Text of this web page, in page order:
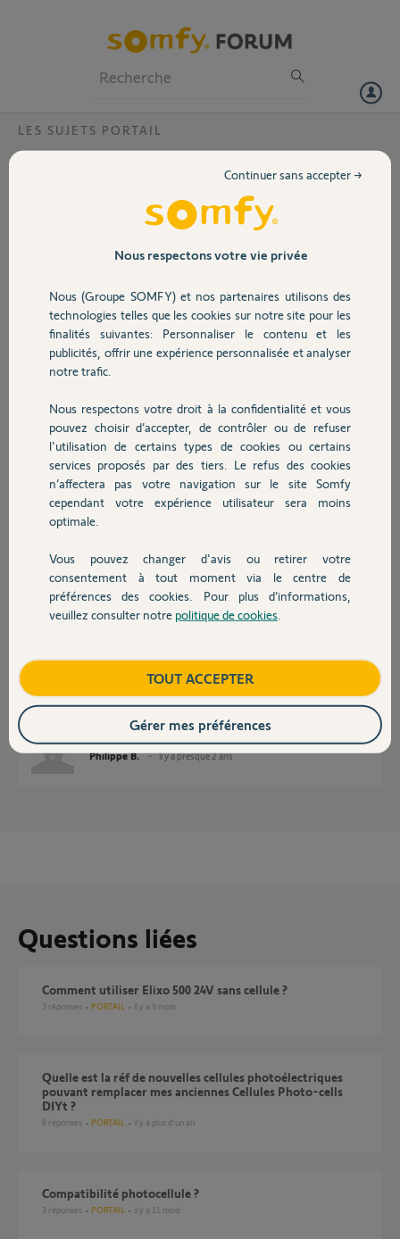
Volet
Sécurité
Domotique
Chauffage
Autres produits
Devis avec un pro
Contact
LES SUJETS PORTAIL
Compatibilite avec PHOTOCELL MASTER
quelle est la reference de nouvelles cellules photoelectriques pouvant
remplacer mes anciennes MASTER PRO 5061133 ?
Merci,
Philippe B.
il y a presque 2 ans
Participer au fil de discussion
Réponses
Bonjour
Bonne journée !
Jean-Luc B. il y a presque 2 ans
Merci, c'est exactement ce que je cherchais. Il a suffit de remplacer la
carte du récepteur. Le boîtier est strictement le même. J'ai maintenant un
Philippe B. il y a presque 2 ans
Questions liées
Comment utiliser Elixo 500 24V sans cellule ?
3 réponses PORTAIL il y a 9 mois
quelle est la réf de nouvelles cellules photoélectriques
pouvant remplacer mes anciennes Cellules Photo-cells
DIYt ?
8 réponses PORTAIL il y a plus d'un an
compatibilité photocellule ?
3 réponses PORTAIL il y a 11 mois
Nous respectons votre vie privée
Nous (Groupe SOMFY) et nos partenaires utilisons des
technologies telles que les cookies sur notre site pour les
finalités suivantes: Personnaliser le contenu et les
publicités, offrir une expérience personnalisée et analyser
notre trafic.
Nous respectons votre droit à la confidentialité et vous
pouvez choisir d’accepter, de contrôler ou de refuser
l'utilisation de certains types de cookies ou certains
services proposés par des tiers. Le refus des cookies
n’affectera pas votre navigation sur le site Somfy
cependant votre expérience utilisateur sera moins
optimale.
Vous pouvez changer d'avis ou retirer votre
consentement à tout moment via le centre de
préférences des cookies. Pour plus d’informations,
veuillez consulter notre politique de cookies
Continuer sans accepter →
TOUT ACCEPTER
Gérer mes préférences